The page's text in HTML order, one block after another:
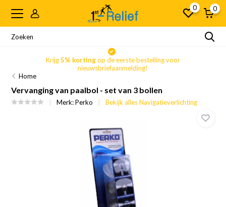
0 0
Krijg5% kortingop de eerste bestelling voor
nieuwsbriefaanmelding!
Home
Vervanging van paalbol - set van 3 bollen
Merk:Perko Bekijk alles Navigatieverlichting